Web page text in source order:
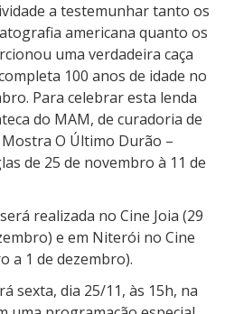
a testemunhar tanto os
americana quanto os
uma verdadeira caça
100 anos de idade no
Para celebrar esta lenda
do MAM, de curadoria de
O Último Durão –
de 25 de novembro à 11 de
realizada no Cine Joia (29
e em Niterói no Cine
a 1 de dezembro).
sexta, dia 25/11, às 15h, na